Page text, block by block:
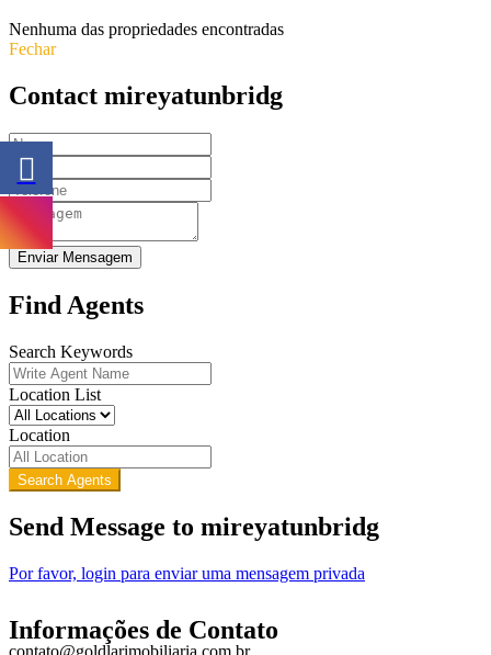
Nenhuma das propriedades encontradas
Fechar
Contact mireyatunbridg
Enviar Mensagem
Find Agents
Search Keywords
Location List
Location
Search Agents
Send Message to mireyatunbridg
Por favor, login para enviar uma mensagem privada
Informações de Contato